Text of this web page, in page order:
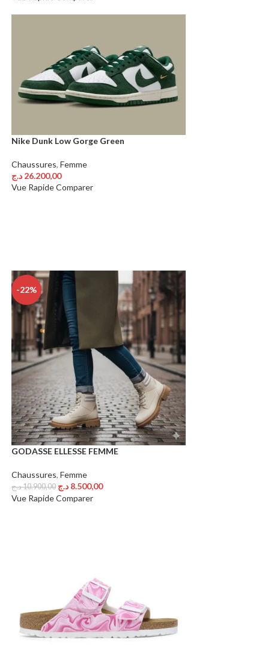
Nike Dunk Low Gorge Green
Chaussures,Femme
26.200,00 د.ج
Choix Des Options
Vue RapideComparer
-22%
GODASSE ELLESSE FEMME
Chaussures,Femme
10.900,00د.ج 8.500,00 د.ج
Choix Des Options
Vue RapideComparer